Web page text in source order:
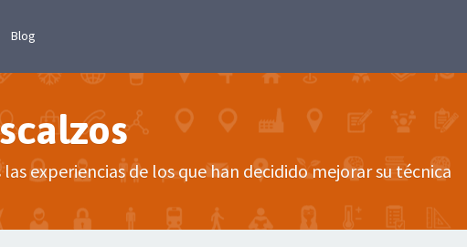
Blog
experiencias de los que han decidido mejorar su técnica